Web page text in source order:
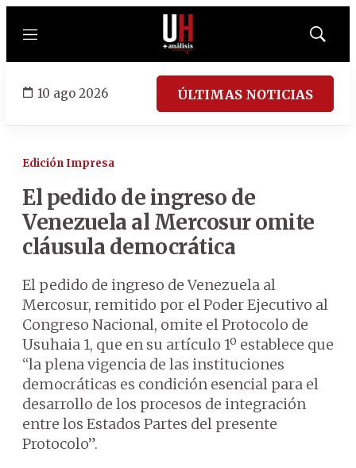
Menú
Mostrar
10 ago 2026 ÚLTIMAS NOTICIAS
Edición Impresa
El pedido de ingreso de
Venezuela al Mercosur omite
cláusula democrática
El pedido de ingreso de Venezuela al
Mercosur, remitido por el Poder Ejecutivo al
Congreso Nacional, omite el Protocolo de
Usuhaia 1, que en su artículo 1º establece que
“la plena vigencia de las instituciones
democráticas es condición esencial para el
desarrollo de los procesos de integración
entre los Estados Partes del presente
Protocolo”.